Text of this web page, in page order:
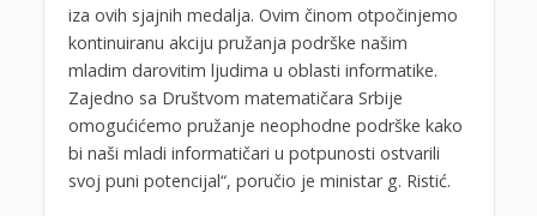
iza ovih sjajnih medalja. Ovim činom otpočinjemo
kontinuiranu akciju pružanja podrške našim
mladim darovitim ljudima u oblasti informatike.
Zajedno sa Društvom matematičara Srbije
omogućićemo pružanje neophodne podrške kako
bi naši mladi informatičari u potpunosti ostvarili
svoj puni potencijal“, poručio je ministar g. Ristić.